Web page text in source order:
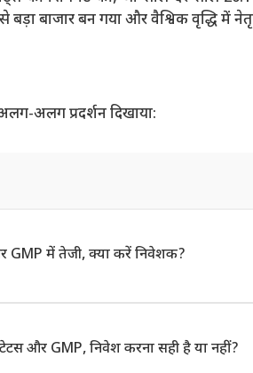
बाजार बन गया और वैश्विक वृद्धि में
अलग प्रदर्शन दिखाया:
GMP में तेजी, क्या करें निवेशक?
और GMP, निवेश करना सही है या नहीं?